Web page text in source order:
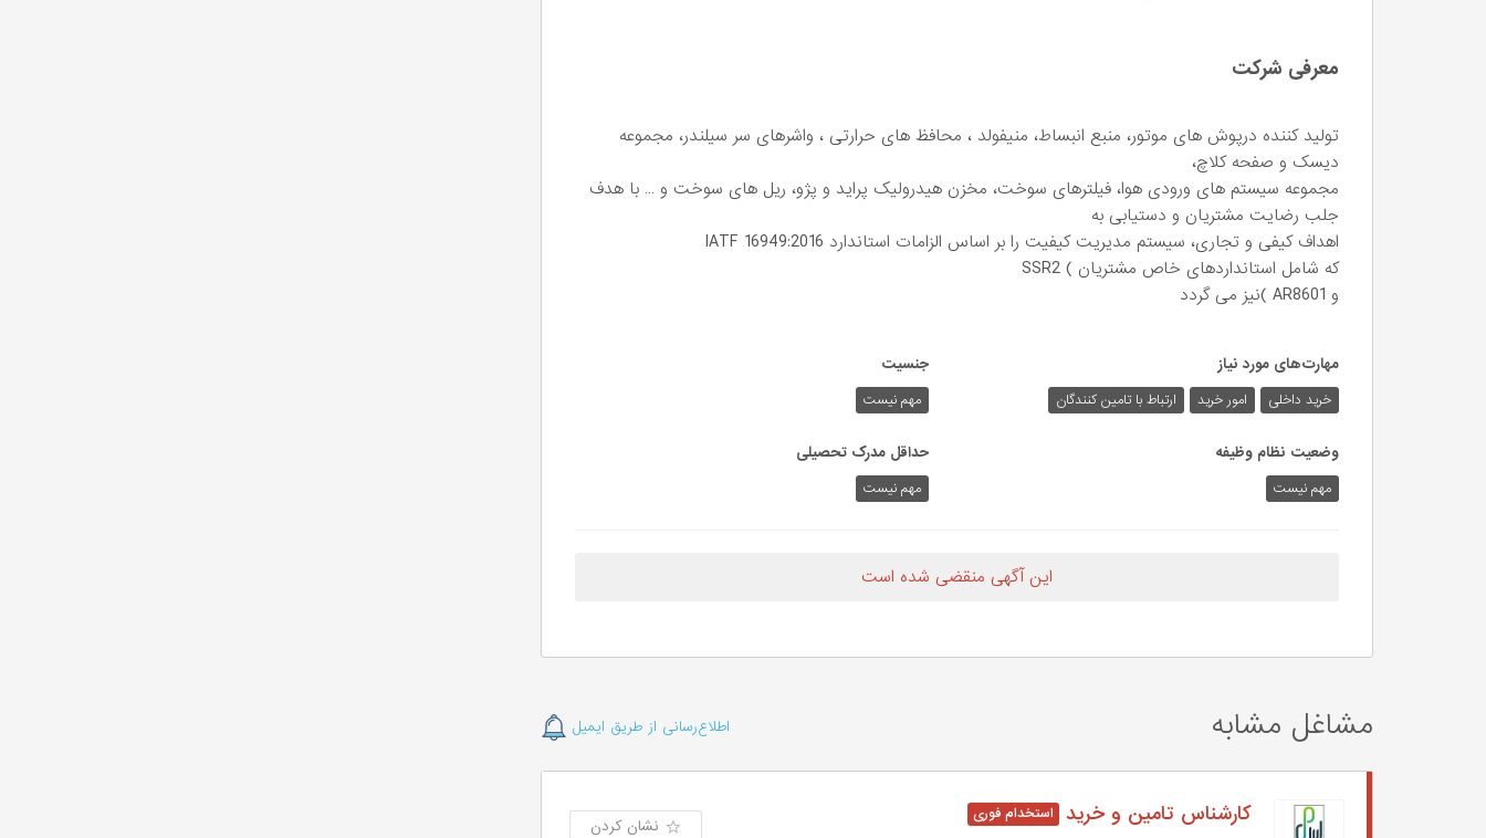
معرفی شرکت
تولید کننده درپوش های موتور، منبع انبساط، منیفولد ، محافظ های حرارتی ، واشرهای سر سیلندر، مجموعه
دیسک و صفحه کلاچ،
مجموعه سیستم های ورودی هوا، فیلترهای سوخت، مخزن هیدرولیک پراید و پژو، ریل های سوخت و … با هدف
جلب رضایت مشتریان و دستیابی به
اهداف کیفی و تجاری، سیستم مدیریت کیفیت را بر اساس الزامات استاندارد IATF 16949:2016
که شامل استانداردهای خاص مشتریان ) SSR2
و AR8601 )نیز می گردد
مهارت‌های مورد نیاز
خرید داخلی امور خرید ارتباط با تامین کنندگان
جنسیت
مهم نیست
وضعیت نظام وظیفه
مهم‌ نیست
حداقل مدرک تحصیلی
مهم نیست
این آگهی منقضی شده است
مشاغل مشابه اطلاع‌رسانی از طریق ایمیل
کارشناس تامین و خرید نشان کردن